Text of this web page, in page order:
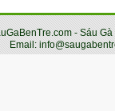
- Sáu
Email: